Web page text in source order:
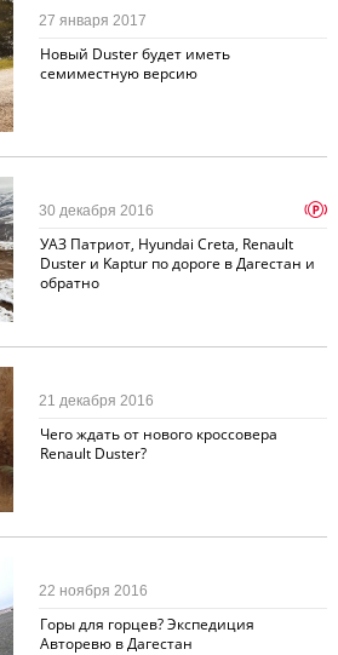
Новый Duster будет иметь
семиместную версию
27 января 2017
УАЗ Патриот, Hyundai Creta, Renault
Duster и Kaptur по дороге в Дагестан и
обратно
30 декабря 2016 p
Чего ждать от нового кроссовера
Renault Duster?
21 декабря 2016
Горы для горцев? Экспедиция
Авторевю в Дагестан
22 ноября 2016